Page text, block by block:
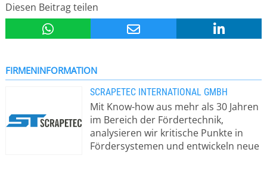
Diesen Beitrag teilen
FIRMENINFORMATION
SCRAPETEC INTERNATIONAL GMBH
Mit Know-how aus mehr als 30 Jahren
im Bereich der Fördertechnik,
analysieren wir kritische Punkte in
Fördersystemen und entwickeln neue